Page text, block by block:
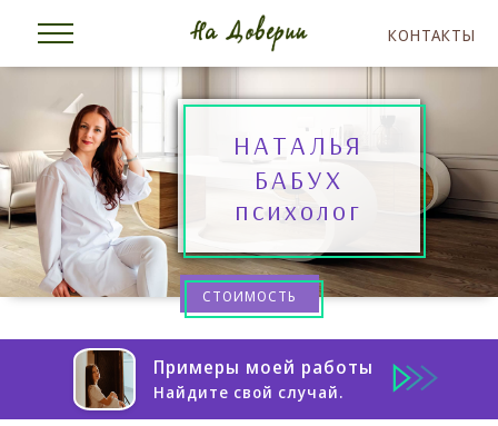
КОНТАКТЫ
НАТАЛЬЯ
БАБУХ
психолог
СТОИМОСТЬ
Примеры моей работы
Найдите свой случай.